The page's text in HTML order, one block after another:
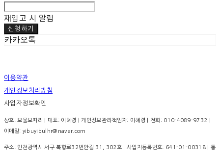
재입고 시 알림
신청하기
카카오톡
이용약관
개인정보처리방침
사업자정보확인
상호: 보물보따리 | 대표: 이혜령 | 개인정보관리책임자: 이혜령 | 전화: 010-4089-9732 |
이메일: yibuyibulhr@naver.com
주소: 인천광역시 서구 북항로32번안길 31, 302호 | 사업자등록번호: 641-01-00318| 통